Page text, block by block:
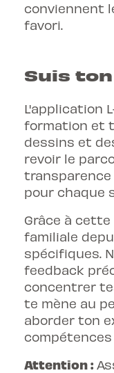
conviennent
favori.
Suis
L'application
formation et
dessins et
revoir le
pour chaque
Grâce à
familiale
spécifiques.
feedback
concentrer
te mène au
aborder ton
compétences
Attention :